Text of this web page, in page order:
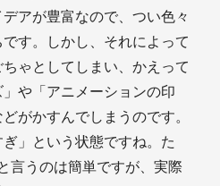
アが豊富なので、つい色々
す。しかし、それによって
ゃとしてしまい、かえって
」や「アニメーションの印
がかすんでしまうのです。
ぎ」という状態ですね。た
言うのは簡単ですが、実際